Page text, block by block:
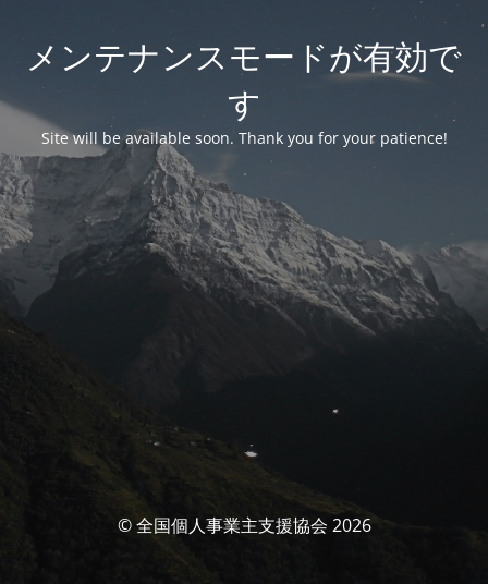
メンテナンスモードが有効で
す
Site will be available soon. Thank you for your patience!
© 全国個人事業主支援協会 2026